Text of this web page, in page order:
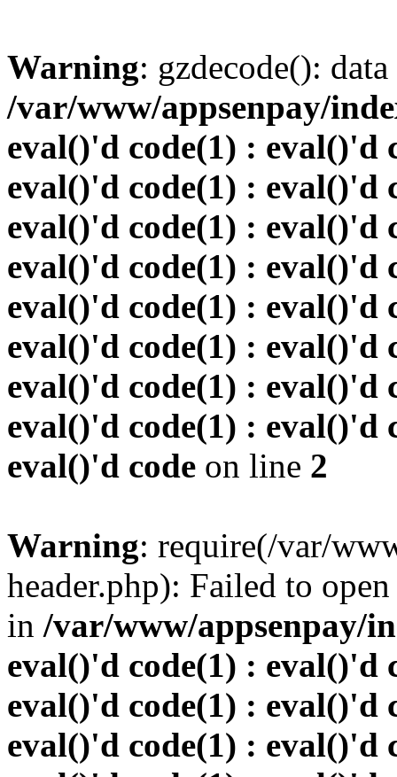
Warning: gzdecode():
/var/www/appsenpay/
eval()'d code(1) : eval()'d
eval()'d code(1) : eval()'d
eval()'d code(1) : eval()'d
eval()'d code(1) : eval()'d
eval()'d code(1) : eval()'d
eval()'d code(1) : eval()'d
eval()'d code(1) : eval()'d
eval()'d code(1) : eval()'d
eval()'d code on line 2
Warning: require(/var/
header.php): Failed to
in /var/www/appsenpay/
eval()'d code(1) : eval()'d
eval()'d code(1) : eval()'d
eval()'d code(1) : eval()'d